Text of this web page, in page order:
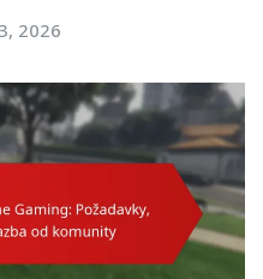
2026